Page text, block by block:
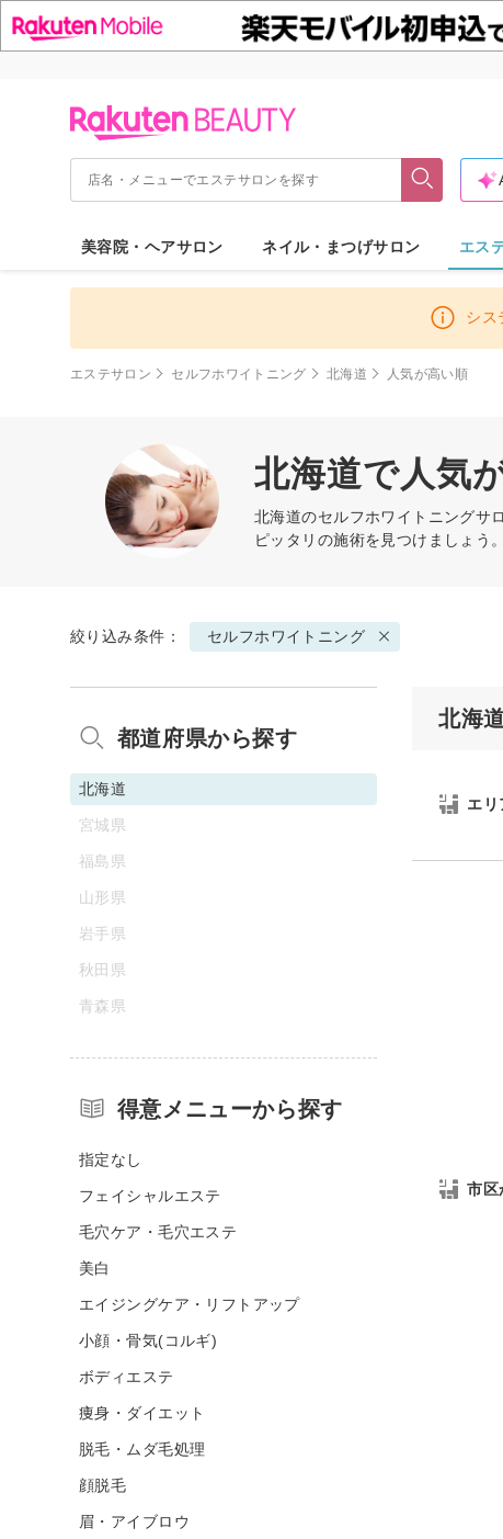
美容院・ヘアサロン ネイル・まつげサロン エス
シス
エステサロン セルフホワイトニング 北海道 人気が高い順
北海道で人気
北海道のセルフホワイトニングサ
ピッタリの施術を見つけましょう
絞り込み条件： セルフホワイトニング
北海
エリ
市区
都道府県から探す
北海道
宮城県
福島県
山形県
岩手県
秋田県
青森県
得意メニューから探す
指定なし
フェイシャルエステ
毛穴ケア・毛穴エステ
美白
エイジングケア・リフトアップ
小顔・骨気(コルギ)
ボディエステ
痩身・ダイエット
脱毛・ムダ毛処理
顔脱毛
眉・アイブロウ